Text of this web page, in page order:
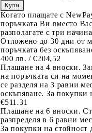
Когато плащате с
поръчката Ви вместо
разполагате с три
Отложено до 30 дни от
поръчката без
400 лв. / €204,52
Плащане на 4 вноски.
на поръчката си на
се разделя на 3 равни
оскъпяване. За покупки
€511.31
Плащане на 6 вноски.
разпределя в 6 равни
За покупки на стойност